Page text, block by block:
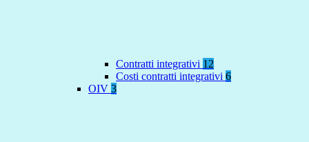
Contratti integrativi 12
Costi contratti integrativi 6
OIV 3